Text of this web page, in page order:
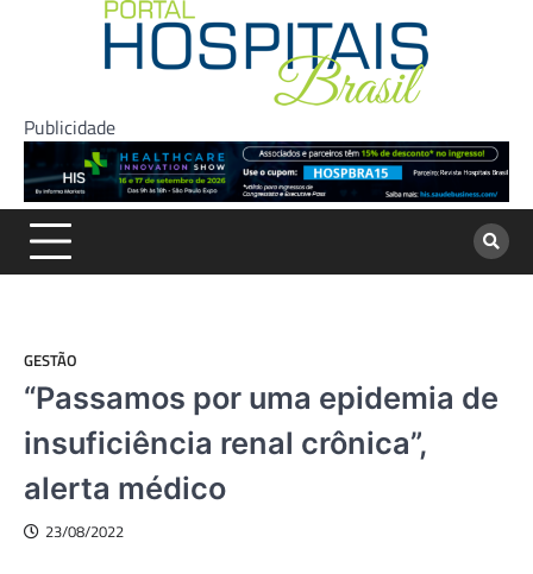
Publicidade
GESTÃO
“Passamos por uma epidemia de
insuficiência renal crônica”,
alerta médico
23/08/2022